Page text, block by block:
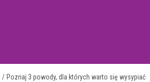
Poznaj 3 powody, dla których warto się wysypiać